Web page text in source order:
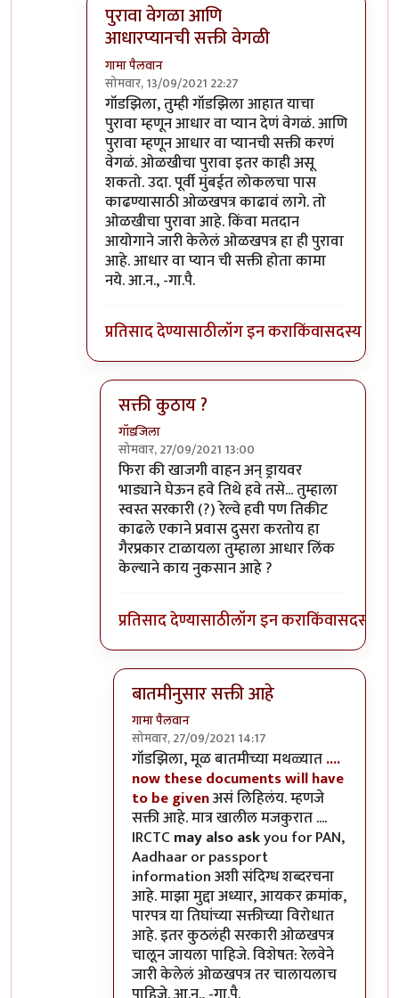
पुरावा वेगळा आणि
आधारप्यानची सक्ती वेगळी
गामा पैलवान
सोमवार, 13/09/2021 22:27
In reply toबरोबरbyगॉडजिला
गॉडझिला, तुम्ही गॉडझिला आहात याचा
पुरावा म्हणून आधार वा प्यान देणं वेगळं. आणि
पुरावा म्हणून आधार वा प्यानची सक्ती करणं
वेगळं. ओळखीचा पुरावा इतर काही असू
शकतो. उदा. पूर्वी मुंबईत लोकलचा पास
काढण्यासाठी ओळखपत्र काढावं लागे. तो
ओळखीचा पुरावा आहे. किंवा मतदान
आयोगाने जारी केलेलं ओळखपत्र हा ही पुरावा
आहे. आधार वा प्यान ची सक्ती होता कामा
नये. आ.न., -गा.पै.
प्रतिसाद देण्यासाठीलॉग इन कराकिंवासदस्य व्हा
सक्ती कुठाय ?
गॉडजिला
सोमवार, 27/09/2021 13:00
In reply toपुरावा वेगळा आणि आधारप्यानची
फिरा की खाजगी वाहन अन् ड्रायवर
भाड्याने घेऊन हवे तिथे हवे तसे... तुम्हाला
स्वस्त सरकारी (?) रेल्वे हवी पण तिकीट
काढले एकाने प्रवास दुसरा करतोय हा
गैरप्रकार टाळायला तुम्हाला आधार लिंक
केल्याने काय नुकसान आहे ?
प्रतिसाद देण्यासाठीलॉग इन कराकिंवासदस्य व्हा
बातमीनुसार सक्ती आहे
गामा पैलवान
सोमवार, 27/09/2021 14:17
In reply toसक्ती कुठाय ?byगॉडजिला
गॉडझिला, मूळ बातमीच्या मथळ्यात....
now these documents will have
to be givenअसं लिहिलंय. म्हणजे
सक्ती आहे. मात्र खालील मजकुरात ....
IRCTC may also askyou for PAN,
Aadhaar or passport
information अशी संदिग्ध शब्दरचना
आहे. माझा मुद्दा अध्यार, आयकर क्रमांक,
पारपत्र या तिघांच्या सक्तीच्या विरोधात
आहे. इतर कुठलंही सरकारी ओळखपत्र
चालून जायला पाहिजे. विशेषत: रेलवेने
जारी केलेलं ओळखपत्र तर चालायलाच